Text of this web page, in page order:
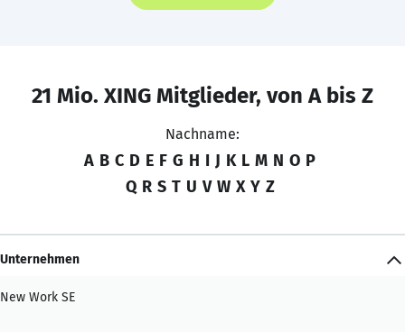
21 Mio. XING Mitglieder, von A bis Z
Nachname:
A B C D E F G H I J K L M N O P
Q R S T U V W X Y Z
Unternehmen
New Work SE